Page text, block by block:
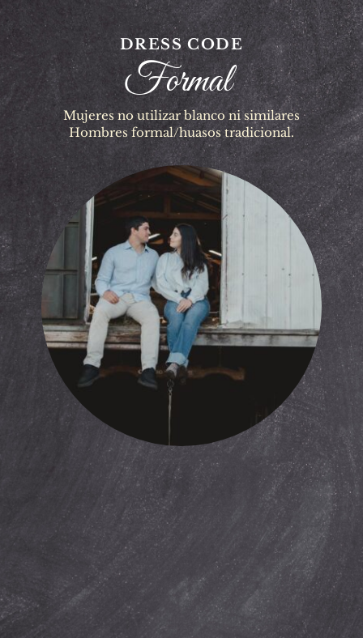
DRESS CODE
Formal
Mujeres no utilizar blanco ni similares
Hombres formal/huasos tradicional.